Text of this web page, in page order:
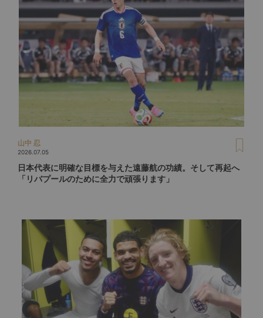
山中 忍
2026.07.05
日本代表に明確な目標を与えた遠藤航の功績。そして再起へ
「リバプールのために全力で頑張ります」